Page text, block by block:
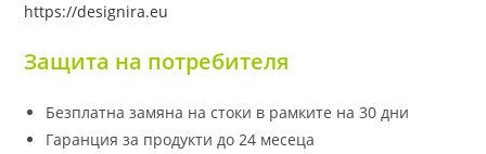
https://designira.eu
Защита на потребителя
Безплатна замяна на стоки в рамките на 30 дни
Гаранция за продукти до 24 месеца